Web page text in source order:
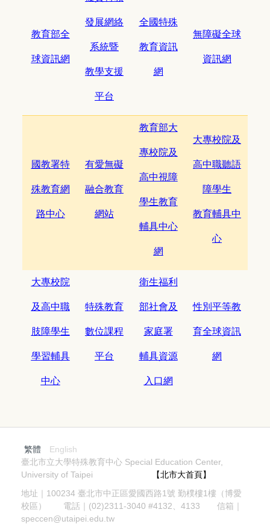
教育部全
球資訊網
發展網絡
系統暨
教學支援
平台
全國特殊
教育資訊
網
無障礙全球
資訊網
國教署特
殊教育網
路中心
有愛無礙
融合教育
網站
教育部大
專校院及
高中視障
學生教育
輔具中心
網
大專校院及
高中職聽語
障學生
教育輔具中
心
大專校院
及高中職
肢障學生
學習輔具
中心
特殊教育
數位課程
平台
衛生福利
部社會及
家庭署
輔具資源
入口網
性別平等教
育全球資訊
網
繁體
English
臺北市立大學特殊教育中心 Special Education Center,
University of Taipei
【北市大首頁】
地址｜100234 臺北市中正區愛國西路1號 勤樸樓1樓（博愛
校區） 電話｜(02)2311-3040 #4132、4133 信箱｜
speccen@utaipei.edu.tw